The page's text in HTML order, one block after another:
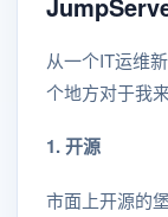
从一个IT运维
个地方对于我
1. 开源
市面上开源的